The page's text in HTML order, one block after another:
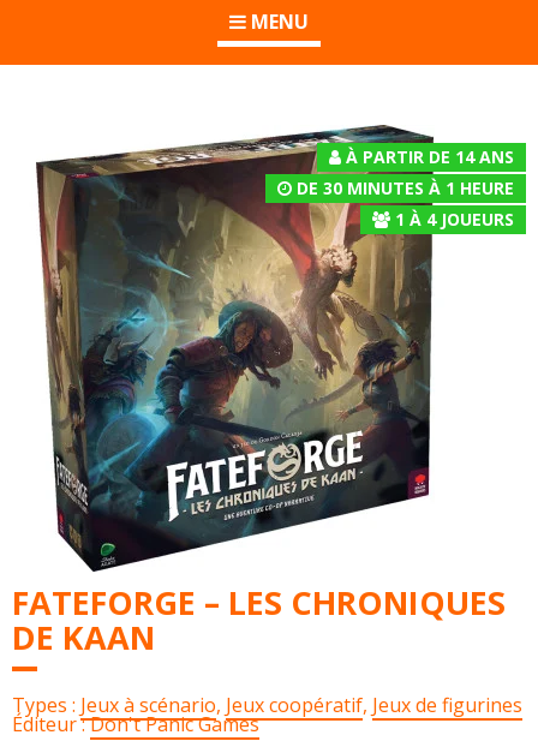
MENU
À PARTIR DE 14 ANS
DE 30 MINUTES À 1 HEURE
1 À 4JOUEURS
FATEFORGE – LES CHRONIQUES
DE KAAN
Types : Jeux à scénario, Jeux coopératif, Jeux de figurines
Éditeur :Don't Panic Games